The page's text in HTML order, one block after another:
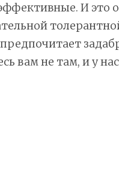
И это
вам не там, и у